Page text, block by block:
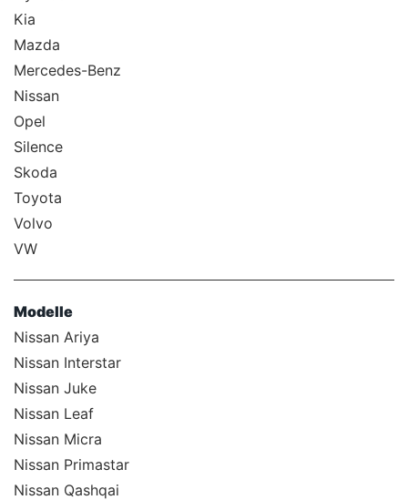
Kia
Mazda
Mercedes-Benz
Nissan
Opel
Silence
Skoda
Toyota
Volvo
VW
Modelle
Nissan Ariya
Nissan Interstar
Nissan Juke
Nissan Leaf
Nissan Micra
Nissan Primastar
Nissan Qashqai